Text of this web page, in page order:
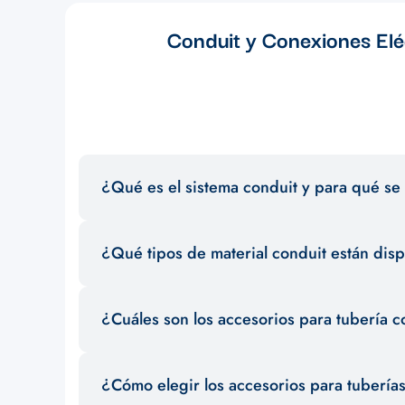
Conduit y Conexiones
¿Qué es el sistema conduit y para qué
garantizar la seguridad y el orden en la distribución de
¿Qué tipos de material conduit están
selección para satisfacer las necesidades de tus
¿Cuáles son los accesorios para tubería
asegurar una instalación eficiente y segura.
¿Cómo elegir los accesorios para